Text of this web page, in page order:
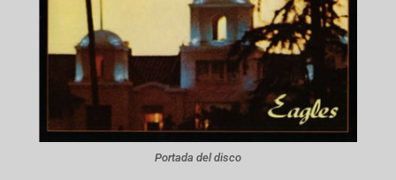
Portada del disco